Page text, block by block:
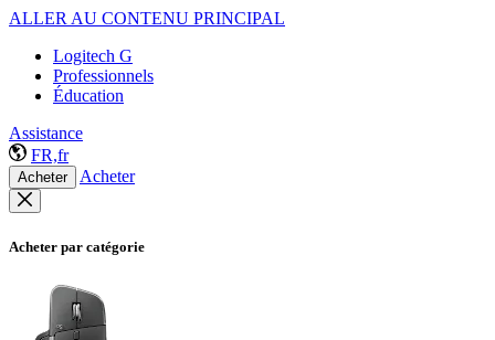
ALLER AU CONTENU PRINCIPAL
Logitech G
Professionnels
Éducation
Assistance
FR,fr
Acheter Acheter
Acheter par catégorie